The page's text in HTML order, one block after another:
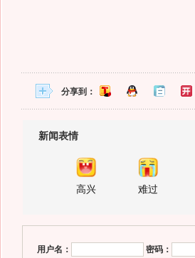
分享到：
新闻表情
高兴 难过
用户名： 密码：